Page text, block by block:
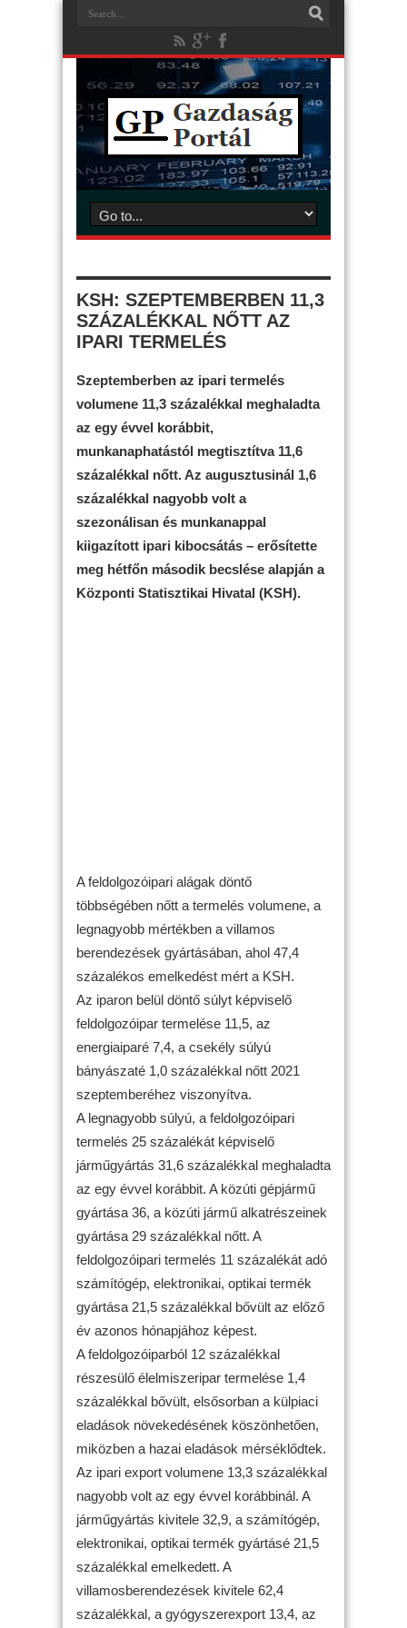
KSH: SZEPTEMBERBEN 11,3
SZÁZALÉKKAL NŐTT AZ
IPARI TERMELÉS
Szeptemberben az ipari termelés
volumene 11,3 százalékkal meghaladta
az egy évvel korábbit,
munkanaphatástól megtisztítva 11,6
százalékkal nőtt. Az augusztusinál 1,6
százalékkal nagyobb volt a
szezonálisan és munkanappal
kiigazított ipari kibocsátás – erősítette
meg hétfőn második becslése alapján a
Központi Statisztikai Hivatal (KSH).
A feldolgozóipari alágak döntő
többségében nőtt a termelés volumene, a
legnagyobb mértékben a villamos
berendezések gyártásában, ahol 47,4
százalékos emelkedést mért a KSH.
Az iparon belül döntő súlyt képviselő
feldolgozóipar termelése 11,5, az
energiaiparé 7,4, a csekély súlyú
bányászaté 1,0 százalékkal nőtt 2021
szeptemberéhez viszonyítva.
A legnagyobb súlyú, a feldolgozóipari
termelés 25 százalékát képviselő
járműgyártás 31,6 százalékkal meghaladta
az egy évvel korábbit. A közúti gépjármű
gyártása 36, a közúti jármű alkatrészeinek
gyártása 29 százalékkal nőtt. A
feldolgozóipari termelés 11 százalékát adó
számítógép, elektronikai, optikai termék
gyártása 21,5 százalékkal bővült az előző
év azonos hónapjához képest.
A feldolgozóiparból 12 százalékkal
részesülő élelmiszeripar termelése 1,4
százalékkal bővült, elsősorban a külpiaci
eladások növekedésének köszönhetően,
miközben a hazai eladások mérséklődtek.
Az ipari export volumene 13,3 százalékkal
nagyobb volt az egy évvel korábbinál. A
járműgyártás kivitele 32,9, a számítógép,
elektronikai, optikai termék gyártásé 21,5
százalékkal emelkedett. A
villamosberendezések kivitele 62,4
százalékkal, a gyógyszerexport 13,4, az